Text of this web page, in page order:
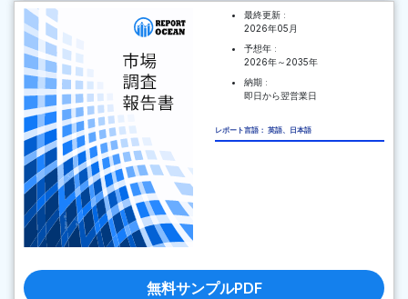
最終更新 :
2026年05月
予想年 :
2026年～2035年
納期 :
即日から翌営業日
レポート言語： 英語、日本語
無料サンプルPDF